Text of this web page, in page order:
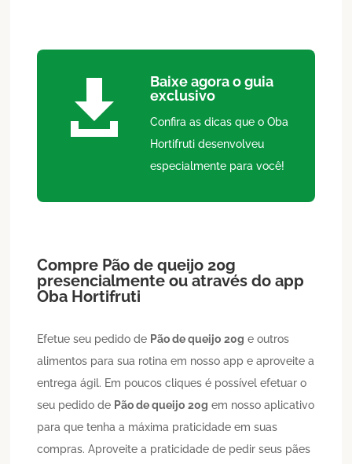

Baixe agora o guia
exclusivo
Confira as dicas que o Oba
Hortifruti desenvolveu
especialmente para você!
Compre Pão de queijo 20g
presencialmente ou através do app
Oba Hortifruti
Efetue seu pedido de Pão de queijo 20g e outros
alimentos para sua rotina em nosso app e aproveite a
entrega ágil. Em poucos cliques é possível efetuar o
seu pedido de Pão de queijo 20g em nosso aplicativo
para que tenha a máxima praticidade em suas
compras. Aproveite a praticidade de pedir seus pães